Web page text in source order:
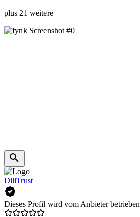
plus 21 weitere
DiliTrust
Dieses Profil wird vom Anbieter betrieben